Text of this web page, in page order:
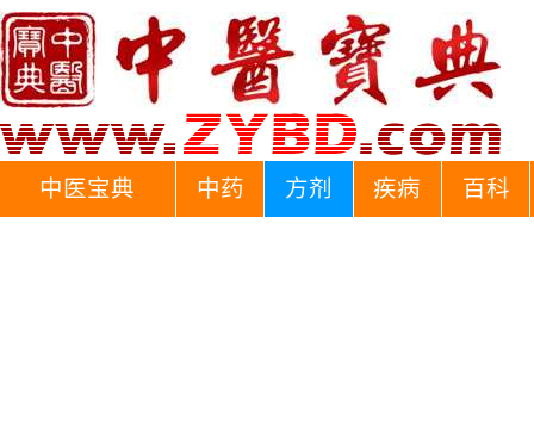
中医宝典 中药 方剂 疾病 百科